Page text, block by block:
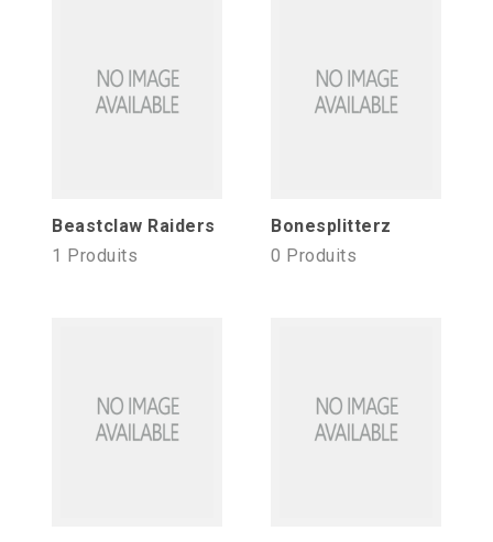
Beastclaw Raiders
1 Produits
Bonesplitterz
0 Produits